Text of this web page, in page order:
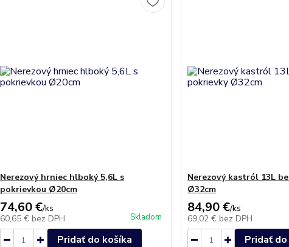
Nerezový hrniec hlboký 5,6L s
pokrievkou Ø20cm
74,60 €/ks
60,65 € bez DPH Skladom
Pridať do košíka
Nerezový kastról 13L
Ø32cm
84,90 €/ks
69,02 € bez DPH
Pridať